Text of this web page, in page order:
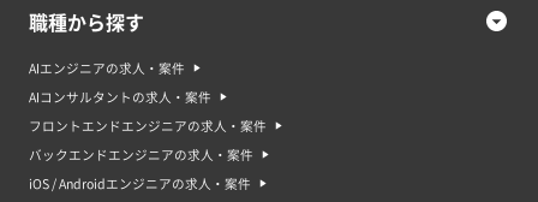
職種から探す
AIエンジニアの求人・案件
AIコンサルタントの求人・案件
フロントエンドエンジニアの求人・案件
バックエンドエンジニアの求人・案件
iOS / Androidエンジニアの求人・案件